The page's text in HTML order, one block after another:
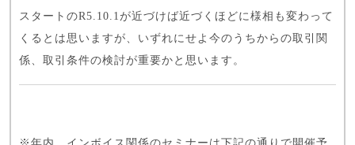
スタートのR5.10.1が近づけば近づくほどに様相も変わって
くるとは思いますが、いずれにせよ今のうちからの取引関
係、取引条件の検討が重要かと思います。